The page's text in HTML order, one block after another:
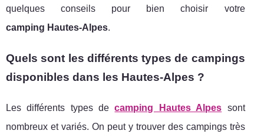
quelques conseils pour bien choisir votre
camping Hautes-Alpes.
Quels sont les différents types de campings
disponibles dans les Hautes-Alpes ?
Les différents types decamping Hautes Alpes sont
nombreux et variés. On peut y trouver des campings très